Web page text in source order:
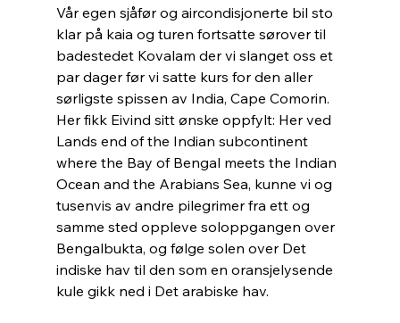
Vår egen sjåfør og aircondisjonerte bil sto
klar på kaia og turen fortsatte sørover til
badestedet Kovalam der vi slanget oss et
par dager før vi satte kurs for den aller
sørligste spissen av India, Cape Comorin.
Her fikk Eivind sitt ønske oppfylt: Her ved
Lands end of the Indian subcontinent
where the Bay of Bengal meets the Indian
Ocean and the Arabians Sea, kunne vi og
tusenvis av andre pilegrimer fra ett og
samme sted oppleve soloppgangen over
Bengalbukta, og følge solen over Det
indiske hav til den som en oransjelysende
kule gikk ned i Det arabiske hav.